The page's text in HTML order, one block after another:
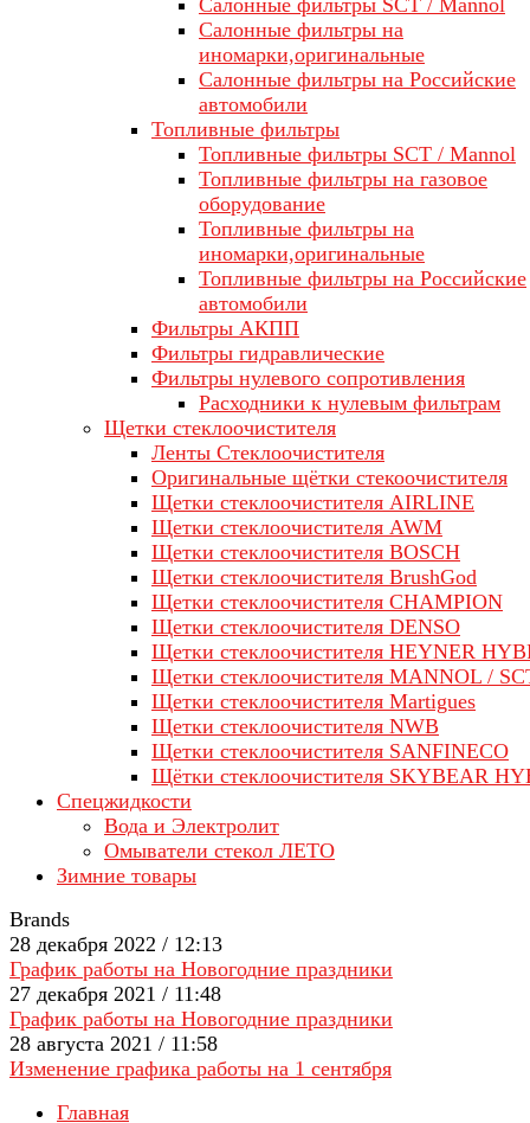
Салонные фильтры SCT / Mannol
Салонные фильтры на
иномарки,оригинальные
Салонные фильтры на Российские
автомобили
Топливные фильтры
Топливные фильтры SCT / Mannol
Топливные фильтры на газовое
оборудование
Топливные фильтры на
иномарки,оригинальные
Топливные фильтры на Российские
автомобили
Фильтры АКПП
Фильтры гидравлические
Фильтры нулевого сопротивления
Расходники к нулевым фильтрам
Щетки стеклоочистителя
Ленты Стеклоочистителя
Оригинальные щётки стекоочистителя
Щетки стеклоочистителя AIRLINE
Щетки стеклоочистителя AWM
Щетки стеклоочистителя BOSCH
Щетки стеклоочистителя BrushGod
Щетки стеклоочистителя CHAMPION
Щетки стеклоочистителя DENSO
Щетки стеклоочистителя HEYNER
Щетки стеклоочистителя MANNOL /
Щетки стеклоочистителя Martigues
Щетки стеклоочистителя NWB
Щетки стеклоочистителя SANFINECO
Щётки стеклоочистителя SKYBEAR
Спецжидкости
Вода и Электролит
Омыватели стекол ЛЕТО
Зимние товары
Brands
28 декабря 2022 / 12:13
График работы на Новогодние праздники
27 декабря 2021 / 11:48
График работы на Новогодние праздники
28 августа 2021 / 11:58
Изменение графика работы на 1 сентября
Главная